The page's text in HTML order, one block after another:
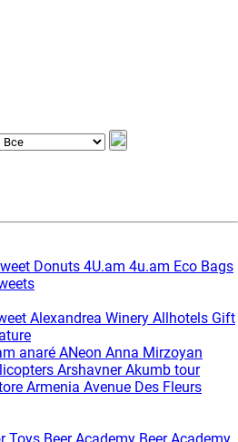
Donuts 4U.am 4u.am Eco Bags
Alexandrea Winery Allhotels Gift
anaré ANeon Anna Mirzoyan
Arshavner Akumb tour
Armenia Avenue Des Fleurs